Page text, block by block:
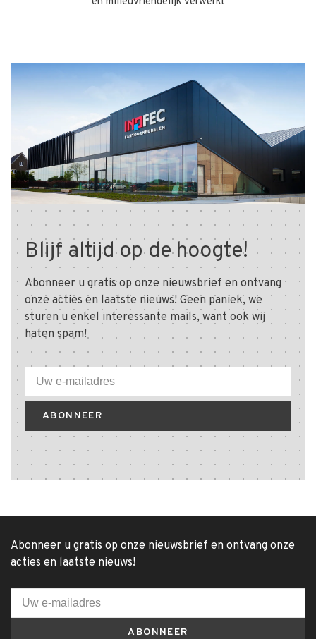
Blijf altijd op de hoogte!
Abonneer u gratis op onze nieuwsbrief en ontvang
onze acties en laatste nieuws! Geen paniek, we
sturen u enkel interessante mails, want ook wij
haten spam!
ABONNEER
Abonneer u gratis op onze nieuwsbrief en ontvang onze
acties en laatste nieuws!
ABONNEER